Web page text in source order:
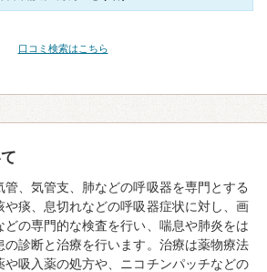
口コミ検索はこちら
、気管支、肺などの呼吸器を専門とする
痰、息切れなどの呼吸器症状に対し、画
の専門的な検査を行い、喘息や肺炎をは
の診断と治療を行います。治療は薬物療法
吸入薬の処方や、ニコチンパッチなどの